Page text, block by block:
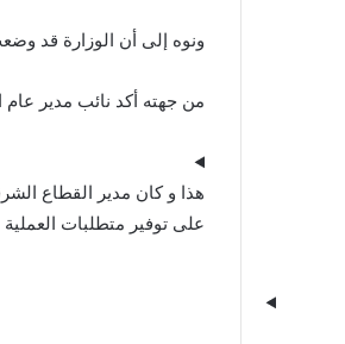
ونوه إلى أن الوزارة قد
من جهته أكد نائب مدير عام
هذا و كان مدير القطاع
على توفير متطلبات العملية